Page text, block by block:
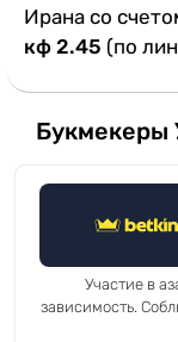
Ирана со
кф 2.45 (по
Букмекеры
Участие в
зависимость.